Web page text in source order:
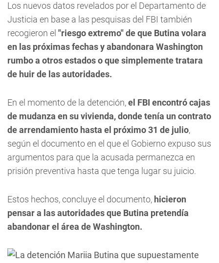
Los nuevos datos revelados por el Departamento de
Justicia en base a las pesquisas del FBI también
recogieron el "riesgo extremo" de que Butina volara
en las próximas fechas y abandonara Washington
rumbo a otros estados o que simplemente tratara
de huir de las autoridades.
En el momento de la detención,el FBI encontró cajas
de mudanza en su vivienda, donde tenía un contrato
de arrendamiento hasta el próximo 31 de julio,
según el documento en el que el Gobierno expuso sus
argumentos para que la acusada permanezca en
prisión preventiva hasta que tenga lugar su juicio.
Estos hechos, concluye el documento, hicieron
pensar a las autoridades que Butina pretendía
abandonar el área de Washington.